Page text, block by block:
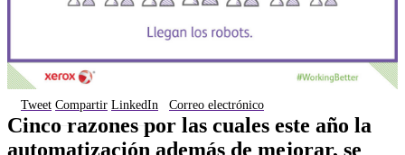
Tweet Compartir LinkedIn Correo electrónico
Cinco razones por las cuales este año la
automatización además de mejorar, se